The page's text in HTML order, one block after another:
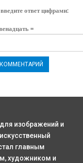
ответ цифрами:
=
изображений и
главным
художником и